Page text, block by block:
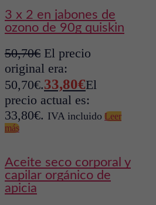
3 x 2 en jabones de
ozono de 90g quiskin
50,70€ El precio
original era:
50,70€.33,80€El
precio actual es:
33,80€. IVA incluido Leer
más
aceite seco corporal y
capilar orgánico de
apicia